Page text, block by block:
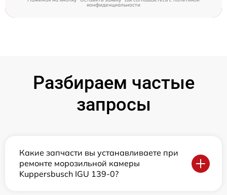
конфиденциальности
Разбираем частые
запросы
Какие запчасти вы устанавливаете при
ремонте морозильной камеры
Kuppersbusch IGU 139-0?